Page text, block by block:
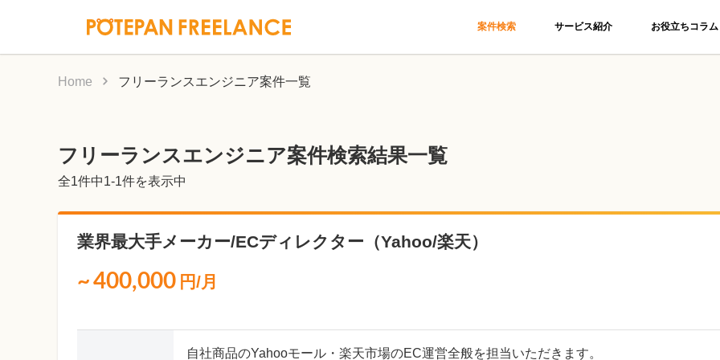
案件検索 サービス紹介 お役立ちコラム
Home フリーランスエンジニア案件一覧
フリーランスエンジニア案件検索結果一覧
全1件中1-1件を表示中
業界最大手メーカー/ECディレクター（Yahoo/楽天）
~400,000 円/月
自社商品のYahooモール・楽天市場のEC運営全般を担当いただきます。